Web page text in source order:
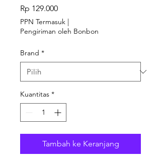
Rp 129.000Harga
PPN Termasuk |
Pengiriman oleh Bonbon
Brand *
Kuantitas *
Tambah ke Keranjang